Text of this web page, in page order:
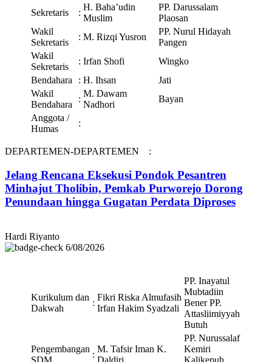
Sekretaris
:
H. Baha’udin
Muslim
PP. Darussalam
Plaosan
Wakil
Sekretaris
: M. Rizqi Yusron
PP. Nurul Hidayah
Pangen
Wakil
Sekretaris
: Irfan Shofi
Wingko
Bendahara
: H. Ihsan
Jati
Wakil
Bendahara
:
M. Dawam
Nadhori
Bayan
Anggota /
Humas
:
DEPARTEMEN-DEPARTEMEN :
Jelang Rencana Eksekusi Pondok Pesantren
Minhajut Tholibin, Pemkab Purworejo Dorong
Penundaan hingga Gugatan Perdata Diproses
Hardi Riyanto
6/08/2026
Kurikulum dan
Dakwah
:
Fikri Riska Almufasih
Irfan Hakim Syadzali
PP. Inayatul
Mubtadiin
Bener PP.
Attasliimiyyah
Butuh
Pengembangan
SDM
:
M. Tafsir Iman K.
Daldiri
PP. Nurussalaf
Kemiri
Kalikepuh